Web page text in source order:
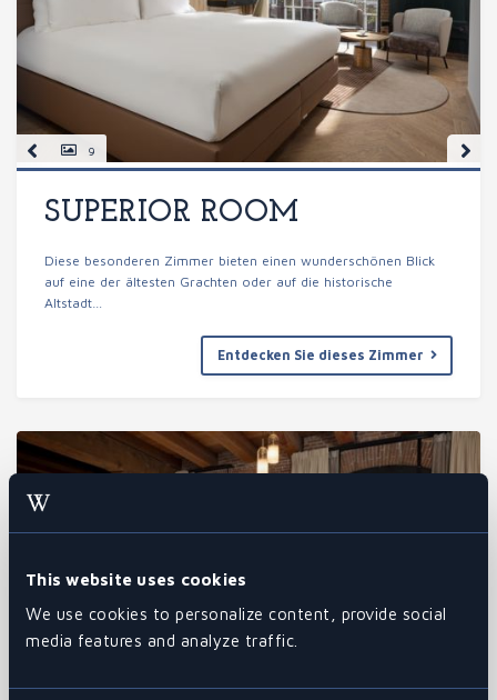
This website uses cookies
We use cookies to personalize content, provide social
media features and analyze traffic.
9
SUPERIOR ROOM
Diese besonderen Zimmer bieten einen wunderschönen Blick
auf eine der ältesten Grachten oder auf die historische
Altstadt…
Entdecken Sie dieses Zimmer